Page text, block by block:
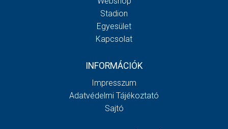
Stadion
Egyesület
Kapcsolat
INFORMÁCIÓK
Impresszum
Adatvédelmi Tájékoztató
Sajtó